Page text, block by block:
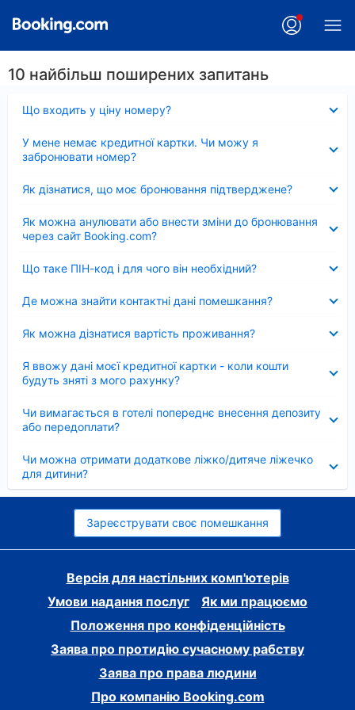
10 найбільш поширених запитань
Що входить у ціну номеру?
У мене немає кредитної картки. Чи можу я
забронювати номер?
Як дізнатися, що моє бронювання підтверджене?
Як можна анулювати або внести зміни до бронювання
через сайт Booking.com?
Що таке ПІН-код і для чого він необхідний?
Де можна знайти контактні дані помешкання?
Як можна дізнатися вартість проживання?
Я ввожу дані моєї кредитної картки - коли кошти
будуть зняті з мого рахунку?
Чи вимагається в готелі попереднє внесення депозиту
або передоплати?
Чи можна отримати додаткове ліжко/дитяче ліжечко
для дитини?
Зареєструвати своє помешкання
Версія для настільних комп'ютерів
Умови надання послуг
Як ми працюємо
Положення про конфіденційність
Заява про протидію сучасному рабству
Заява про права людини
Про компанію Booking.com